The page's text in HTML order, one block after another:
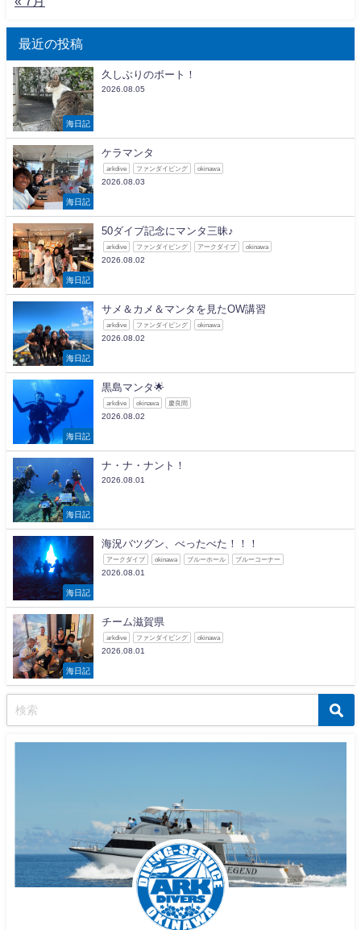
最近の投稿
海日記
久しぶりのボート！
2026.08.05
海日記
ケラマンタ
arkdive ファンダイビング okinawa
2026.08.03
海日記
50ダイブ記念にマンタ三昧♪
arkdive ファンダイビング アークダイブ okinawa
2026.08.02
海日記
サメ＆カメ＆マンタを見たOW講習
arkdive ファンダイビング okinawa
2026.08.02
海日記
黒島マンタ🌟
arkdive okinawa 慶良間
2026.08.02
海日記
ナ・ナ・ナント！
2026.08.01
海日記
海況バツグン、べったべた！！！
アークダイブ okinawa ブルーホール ブルーコーナー
2026.08.01
海日記
チーム滋賀県
arkdive ファンダイビング okinawa
2026.08.01